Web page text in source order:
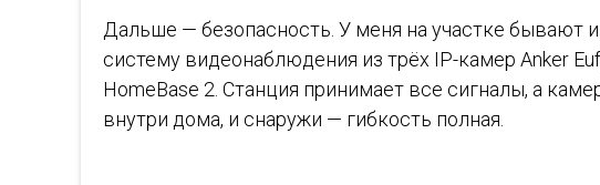
Дальше — безопасность. У меня на участке бывают
систему видеонаблюдения из трёх IP-камер Anker
HomeBase 2. Станция принимает все сигналы, а
внутри дома, и снаружи — гибкость полная.